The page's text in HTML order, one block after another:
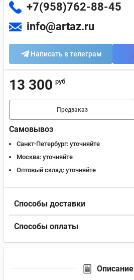
+7(958)762-88-45
info@artaz.ru
Написать в телеграм
13 300 руб
Предзаказ
Самовывоз
Санкт-Петербург: уточняйте
Москва: уточняйте
Оптовый склад: уточняйте
Способы доставки
Способы оплаты
Описание